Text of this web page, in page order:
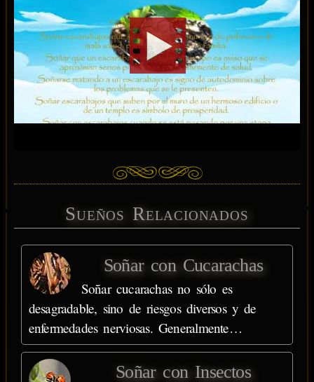
Sueños Relacionados
Soñar con Cucarachas
Soñar cucarachas no sólo es
desagradable, sino de riesgos diversos y de
enfermedades nerviosas. Generalmente…
Soñar con Insectos